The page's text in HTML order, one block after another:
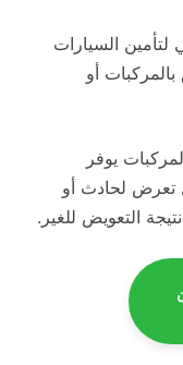
لتأمين السيارات
أو
يوفر
تعرض لحادث أو
التعويض للغير.